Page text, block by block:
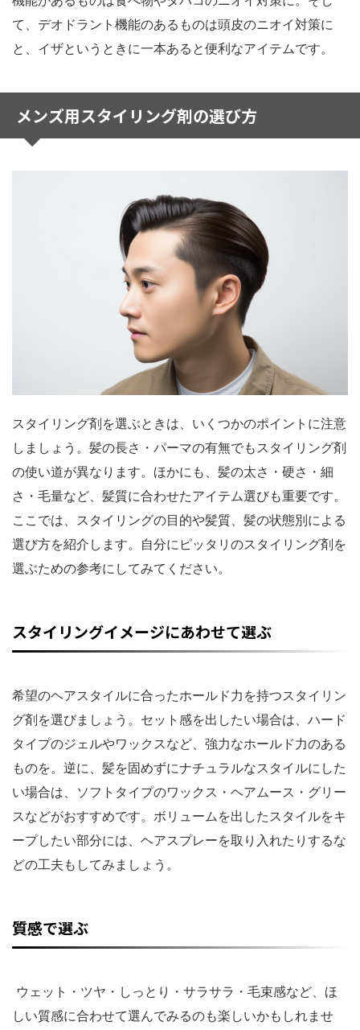
て、デオドラント機能のあるものは頭皮のニオイ対策に
と、イザというときに一本あると便利なアイテムです。
メンズ用スタイリング剤の選び方
スタイリング剤を選ぶときは、いくつかのポイントに注意
しましょう。髪の長さ・パーマの有無でもスタイリング剤
の使い道が異なります。ほかにも、髪の太さ・硬さ・細
さ・毛量など、髪質に合わせたアイテム選びも重要です。
ここでは、スタイリングの目的や髪質、髪の状態別による
選び方を紹介します。自分にピッタリのスタイリング剤を
選ぶための参考にしてみてください。
スタイリングイメージにあわせて選ぶ
希望のヘアスタイルに合ったホールド力を持つスタイリン
グ剤を選びましょう。セット感を出したい場合は、ハード
タイプのジェルやワックスなど、強力なホールド力のある
ものを。逆に、髪を固めずにナチュラルなスタイルにした
い場合は、ソフトタイプのワックス・ヘアムース・グリー
スなどがおすすめです。ボリュームを出したスタイルをキ
ープしたい部分には、ヘアスプレーを取り入れたりするな
どの工夫もしてみましょう。
質感で選ぶ
ウェット・ツヤ・しっとり・サラサラ・毛束感など、ほ
しい質感に合わせて選んでみるのも楽しいかもしれませ